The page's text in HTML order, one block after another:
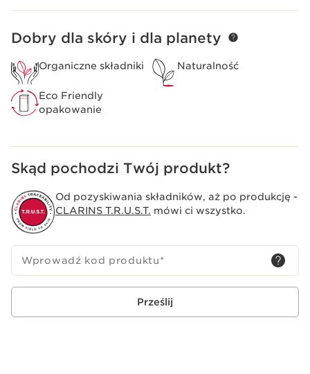
Clarins Plus
przed snem olejek do ust Lip Comfort Oil, który przez
noc odżywi dogłębnie skórę warg. (pamiętaj, aby
uprzednio usunąć z nich makijaż). Ten nocny rytuał,
sprawi, że nawet mocno wysuszone usta, będą mogły
PRZEJDŹ DO TREŚCI
Dobry dla skóry i dla planety
Organiczne składniki Naturalność
Eco Friendly
opakowanie
Skąd pochodzi Twój produkt?
Od pozyskiwania składników, aż po produkcję -
CLARINS T.R.U.S.T. mówi ci wszystko.
Wprowadź kod produktu*
Prześlij